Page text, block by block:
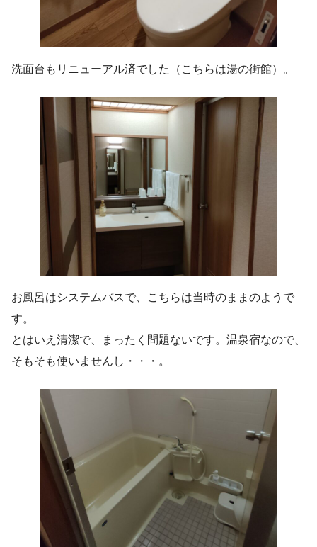
洗面台もリニューアル済でした（こちらは湯の街館）。
お風呂はシステムバスで、こちらは当時のままのようで
す。
とはいえ清潔で、まったく問題ないです。温泉宿なので、
そもそも使いませんし・・・。